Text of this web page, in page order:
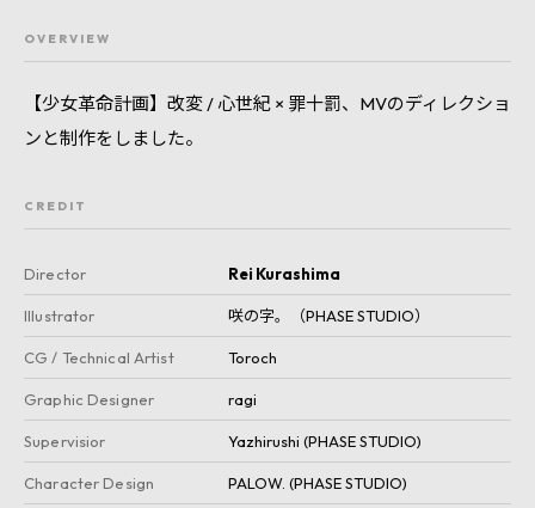
OVERVIEW
【少女革命計画】改変 / 心世紀 × 罪十罰、MVのディレクショ
ンと制作をしました。
CREDIT
Director Rei Kurashima
Illustrator 咲の字。（PHASE STUDIO）
CG / Technical Artist Toroch
Graphic Designer ragi
Supervisior Yazhirushi (PHASE STUDIO)
Character Design PALOW. (PHASE STUDIO)